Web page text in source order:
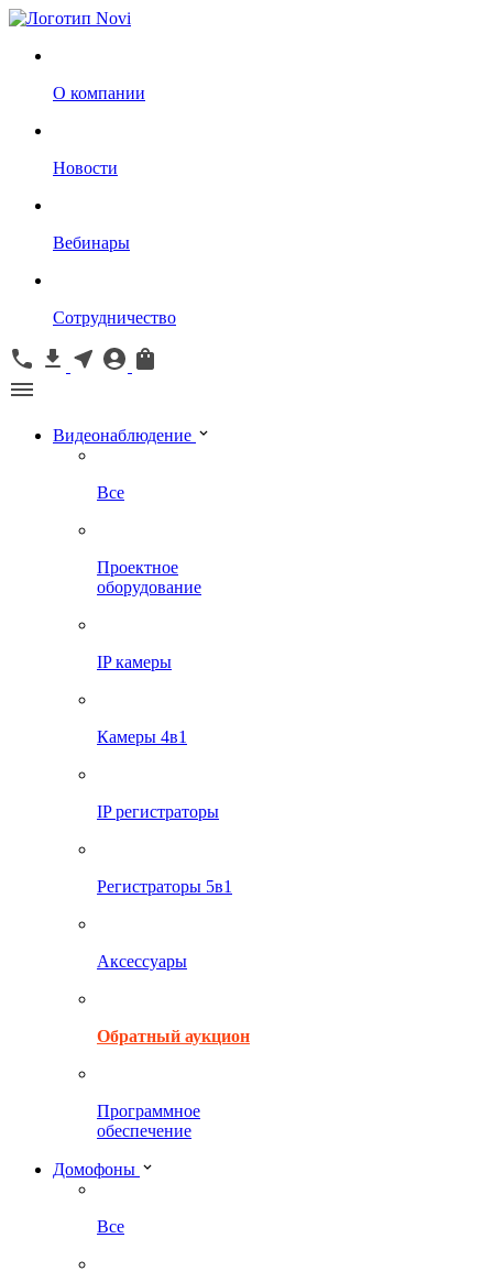
О компании
Новости
Вебинары
Сотрудничество
Видеонаблюдение
Все
Проектное
оборудование
IP камеры
Камеры 4в1
IP регистраторы
Регистраторы 5в1
Аксессуары
Обратный аукцион
Программное
обеспечение
Домофоны
Все